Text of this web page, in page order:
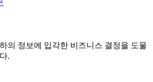
의 정보에 입각한 비즈니스 결정을 도울
.